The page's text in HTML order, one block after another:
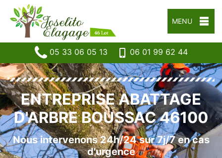
MENU
05 33 06 05 13 06 01 99 62 44
ENTREPRISE ABATTAGE
D'ARBRE BOUSSAC 46100
Nous intervenons 24h/24 sur 7j/7 en cas
d'urgence